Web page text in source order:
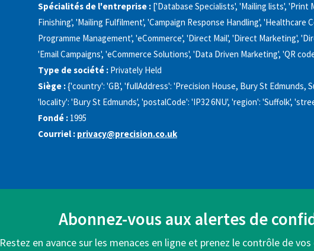
Spécialités de l'entreprise : ['Database Specialists', 'Mailing lists', 'Print
Finishing', 'Mailing Fulfilment', 'Campaign Response Handling', 'Healthcare
Programme Management', 'eCommerce', 'Direct Mail', 'Direct Marketing',
'Email Campaigns', 'eCommerce Solutions', 'Data Driven Marketing', 'QR
Type de société : Privately Held
Siège :{'country': 'GB', 'fullAddress': 'Precision House, Bury St Edmunds,
'locality': 'Bury St Edmunds', 'postalCode': 'IP32 6NU', 'region': 'Suffolk',
Fondé : 1995
Courriel : privacy@precision.co.uk
Abonnez-vous aux alertes de
Restez en avance sur les menaces en ligne et prenez le contrôle de